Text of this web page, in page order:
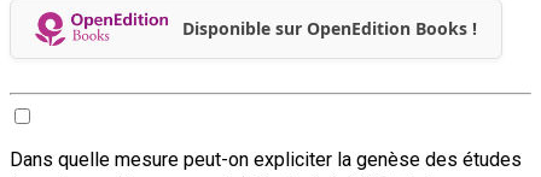
Disponible sur OpenEdition Books !
Dans quelle mesure peut-on expliciter la genèse des études